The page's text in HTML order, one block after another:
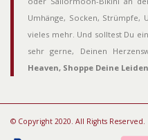
Umhänge, Socken, Strümpfe,
vieles mehr. Und solltest Du
sehr gerne, Deinen
Heaven, Shoppe Deine
© Copyright 2020. All Rights Reserved.